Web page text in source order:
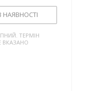
НАЯВНОСТІ
ТЕРМІН
ВКАЗАНО